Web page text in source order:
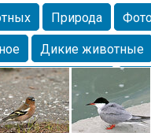
Природа
Дикие животные
Млекопитающие
Портрет
Домашние